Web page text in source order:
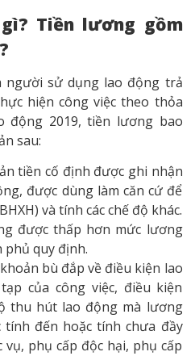
Tiền lương gồm
người sử dụng lao động trả
hiện công việc theo thỏa
động 2019, tiền lương bao
sau:
tiền cố định được ghi nhận
được dùng làm căn cứ để
và tính các chế độ khác.
được thấp hơn mức lương
quy định.
khoản bù đắp về điều kiện lao
của công việc, điều kiện
thu hút lao động mà lương
đến hoặc tính chưa đầy
vụ, phụ cấp độc hại, phụ cấp